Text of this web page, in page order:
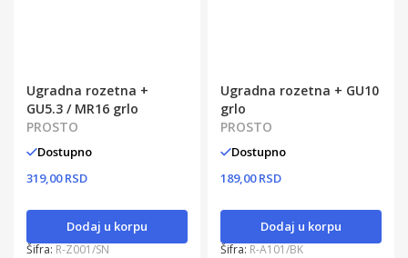
Ugradna rozetna +
GU5.3 / MR16 grlo
PROSTO
Dostupno
319,00 RSD
Dodaj u korpu
Šifra: R-Z001/SN
Ugradna rozetna + GU10
grlo
PROSTO
Dostupno
189,00 RSD
Dodaj u korpu
Šifra: R-A101/BK